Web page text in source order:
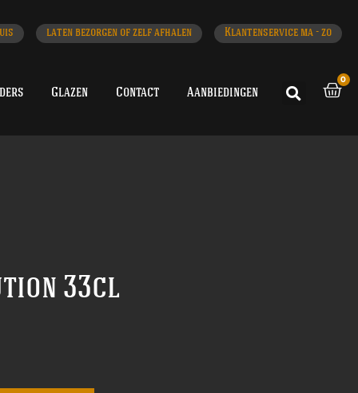
laten bezorgen of zelf afhalen Klantenservice ma - zo
Glazen Contact Aanbiedingen
0
33cl